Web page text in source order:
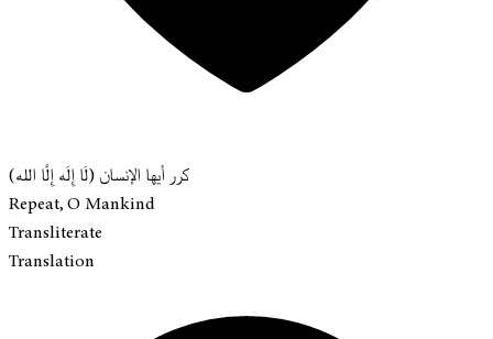
كرر أيها الإنسان (لَا إِلَه إِلَّا الله)
Repeat, O Mankind
Transliterate
Translation